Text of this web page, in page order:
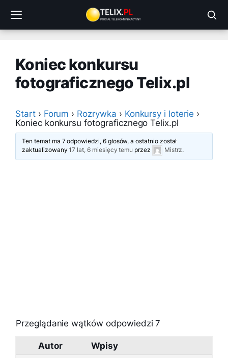
treści
Koniec konkursu
fotograficznego Telix.pl
Start › Forum › Rozrywka › Konkursy i loterie ›
Koniec konkursu fotograficznego Telix.pl
Ten temat ma 7 odpowiedzi, 6 głosów, a ostatnio został
zaktualizowany17 lat, 6 miesięcy temu przez Mistrz.
Przeglądanie wątków odpowiedzi 7
Autor
Wpisy